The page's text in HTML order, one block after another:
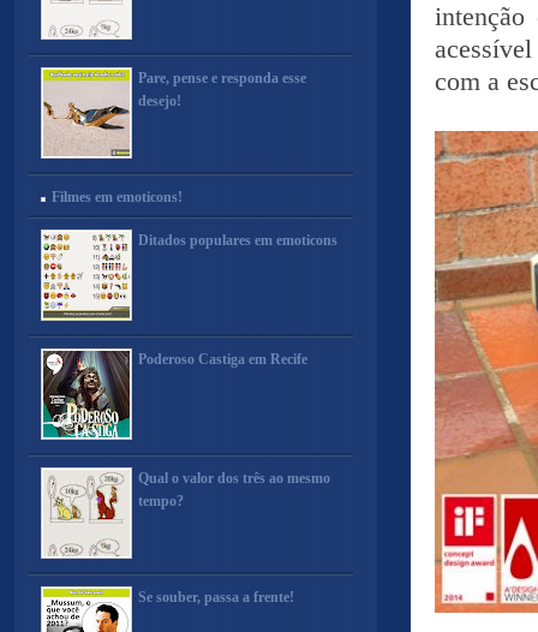
intenção
com a
Pare, pense e responda esse
desejo!
Filmes em emoticons!
Ditados populares em emoticons
Poderoso Castiga em Recife
Qual o valor dos três ao mesmo
tempo?
Se souber, passa a frente!